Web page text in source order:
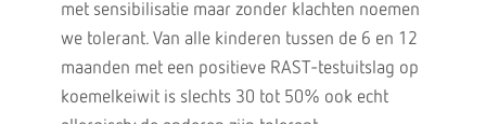
met sensibilisatie maar zonder klachten noemen
we tolerant. Van alle kinderen tussen de 6 en 12
maanden met een positieve RAST-testuitslag op
koemelkeiwit is slechts 30 tot 50% ook echt